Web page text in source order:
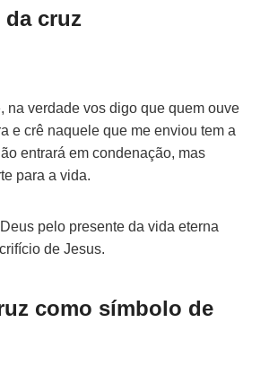
da cruz
na verdade vos digo que quem ouve
e crê naquele que me enviou tem a
entrará em condenação, mas
para a vida.
pelo presente da vida eterna
de Jesus.
como símbolo de